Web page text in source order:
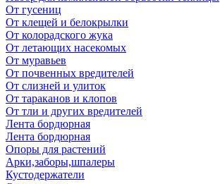
От гусениц
От клещей и белокрылки
От колорадского жука
От летающих насекомых
От муравьев
От почвенных вредителей
От слизней и улиток
От тараканов и клопов
От тли и других вредителей
Лента бордюрная
Лента бордюрная
Опоры для растений
Арки,заборы,шпалеры
Кустодержатели